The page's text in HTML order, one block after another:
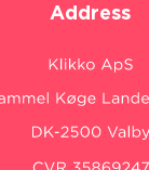
Address